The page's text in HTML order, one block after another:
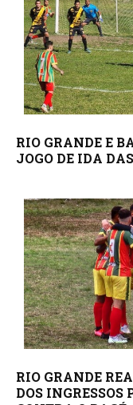
RIO GRANDE E
JOGO DE IDA
RIO GRANDE
DOS INGRESSOS